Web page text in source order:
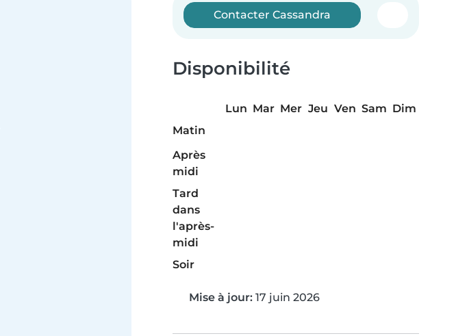
Contacter Cassandra
Disponibilité
Lun Mar Mer Jeu Ven Sam Dim
Matin
Après
midi
Tard
dans
l'après-
midi
Soir
Mise à jour: 17 juin 2026